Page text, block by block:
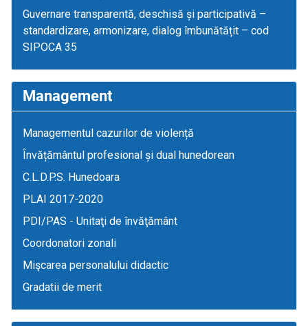
Guvernare transparentă, deschisă și participativă –
standardizare, armonizare, dialog îmbunătățit – cod
SIPOCA 35
Management
Managementul cazurilor de violență
Învățământul profesional și dual hunedorean
C.L.D.P.S. Hunedoara
PLAI 2017-2020
PDI/PAS - Unitaţi de învăţământ
Coordonatori zonali
Mişcarea personalului didactic
Gradatii de merit